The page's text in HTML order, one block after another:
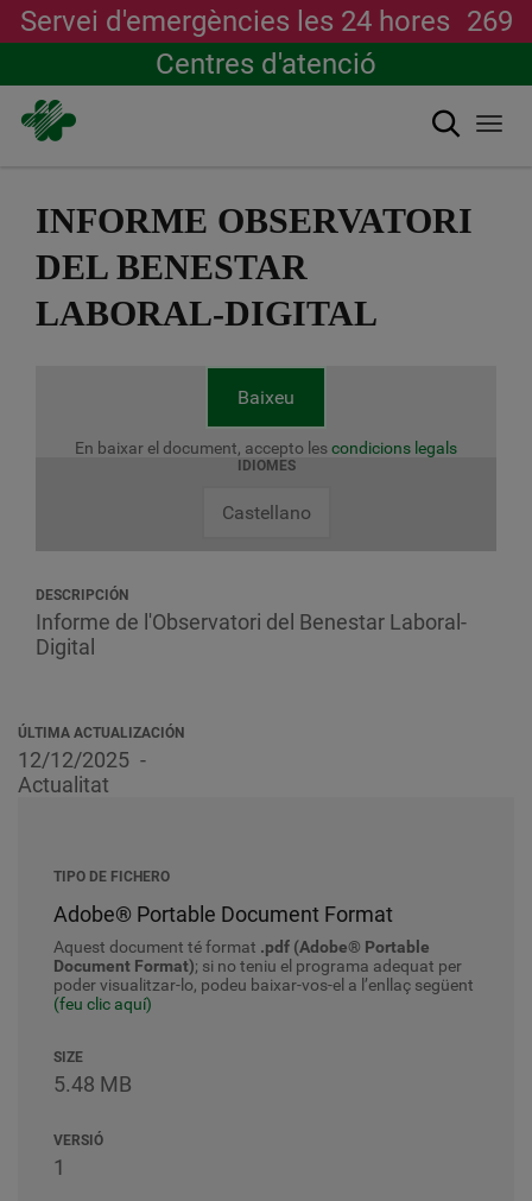
contingut
Servei d'emergències les 24 hores 269
Centres d'atenció
Cerca
INFORME OBSERVATORI
DEL BENESTAR
LABORAL-DIGITAL
Baixeu
En baixar el document, accepto lescondicions legals
IDIOMES
Castellano
DESCRIPCIÓN
Informe de l'Observatori del Benestar Laboral-
Digital
ÚLTIMA ACTUALIZACIÓN
12/12/2025
Actualitat
TIPO DE FICHERO
Adobe® Portable Document Format
Aquest document té format .pdf (Adobe® Portable
Document Format); si no teniu el programa adequat per
poder visualitzar-lo, podeu baixar-vos-el a l’enllaç següent
(feu clic aquí)
SIZE
5.48 MB
VERSIÓ
1